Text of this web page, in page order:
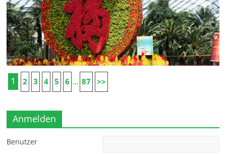
1 2 3 4 5 6 ... 87 >>
Anmelden
Benutzer